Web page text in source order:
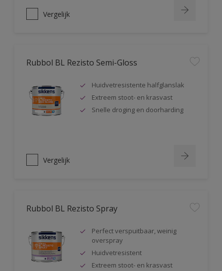
Vergelijk
Rubbol BL Rezisto Semi-Gloss
Huidvetresistente halfglanslak
Extreem stoot- en krasvast
Snelle droging en doorharding
Vergelijk
Rubbol BL Rezisto Spray
Perfect verspuitbaar, weinig
overspray
Huidvetresistent
Extreem stoot- en krasvast